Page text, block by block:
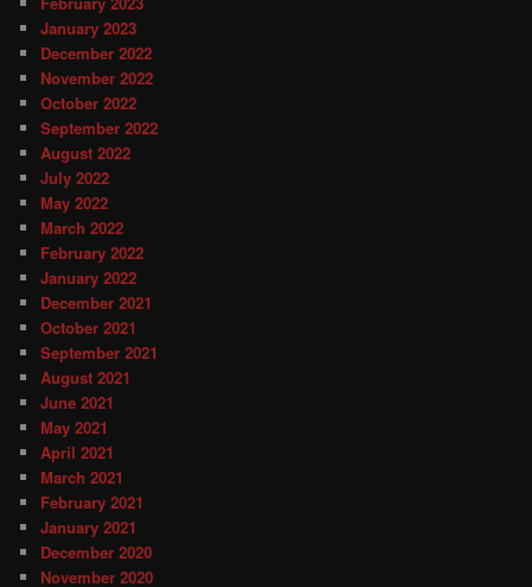
January 2023
December 2022
November 2022
October 2022
September 2022
August 2022
July 2022
May 2022
March 2022
February 2022
January 2022
December 2021
October 2021
September 2021
August 2021
June 2021
May 2021
April 2021
March 2021
February 2021
January 2021
December 2020
November 2020